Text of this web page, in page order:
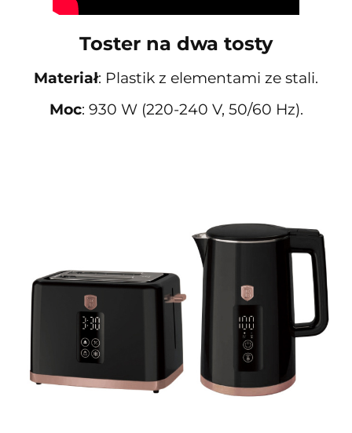
Toster na dwa tosty
Materiał: Plastik z elementami ze stali.
Moc: 930 W (220-240 V, 50/60 Hz).